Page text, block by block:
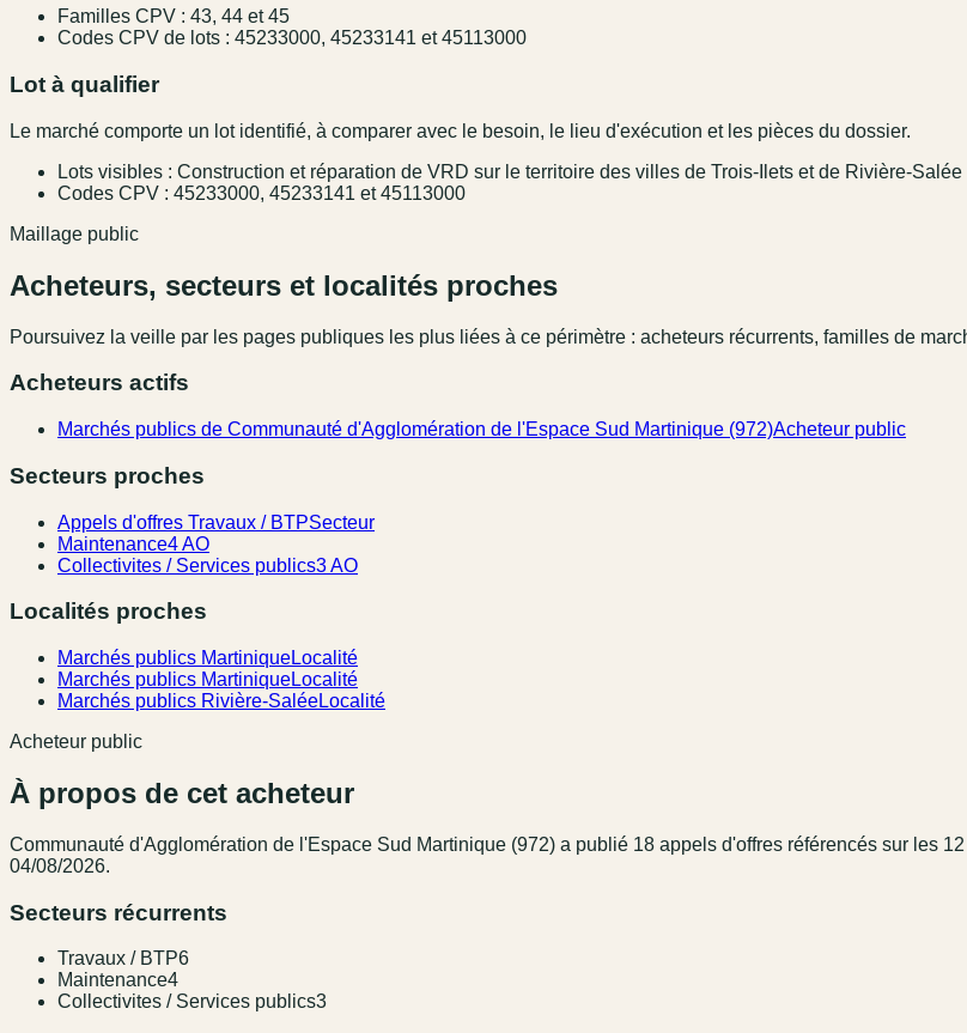
Familles CPV : 43, 44 et 45
Codes CPV de lots : 45233000, 45233141 et 45113000
Lot à qualifier
Le marché comporte un lot identifié, à comparer avec le besoin, le lieu d'exécution et les pièces du dossier.
Lots visibles : Construction et réparation de VRD sur le territoire des villes de Trois-Ilets et de Rivière-Salée
Codes CPV : 45233000, 45233141 et 45113000
Maillage public
Acheteurs, secteurs et localités proches
Poursuivez la veille par les pages publiques les plus liées à ce périmètre : acheteurs récurrents, familles de
Acheteurs actifs
Marchés publics de Communauté d'Agglomération de l'Espace Sud Martinique (972)Acheteur public
Secteurs proches
Appels d'offres Travaux / BTPSecteur
Maintenance4 AO
Collectivites / Services publics3 AO
Localités proches
Marchés publics MartiniqueLocalité
Marchés publics MartiniqueLocalité
Marchés publics Rivière-SaléeLocalité
Acheteur public
À propos de cet acheteur
Communauté d'Agglomération de l'Espace Sud Martinique (972) a publié 18 appel s d'offres référencés sur les
04/08/2026.
Secteurs récurrents
Travaux / BTP6
Maintenance4
Collectivites / Services publics3